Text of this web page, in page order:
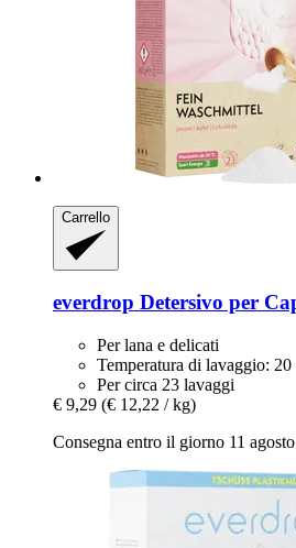
Carrello
everdrop Detersivo per
Per lana e delicati
Temperatura di lavaggio: 20
Per circa 23 lavaggi
€ 9,29 (€ 12,22 / kg)
Consegna entro il giorno 11 agosto